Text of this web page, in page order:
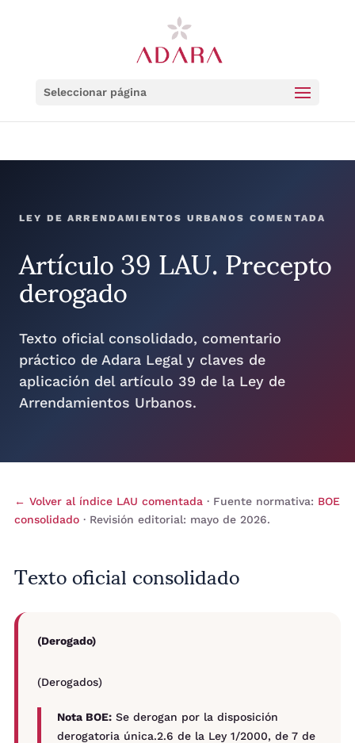
Seleccionar página
LEY DE ARRENDAMIENTOS URBANOS COMENTADA
Artículo 39 LAU. Precepto
derogado
Texto oficial consolidado, comentario
práctico de Adara Legal y claves de
aplicación del artículo 39 de la Ley de
Arrendamientos Urbanos.
← Volver al índice LAU comentada · Fuente normativa: BOE
consolidado · Revisión editorial: mayo de 2026.
Texto oficial consolidado
(Derogado)
(Derogados)
Nota BOE: Se derogan por la disposición
derogatoria única.2.6 de la Ley 1/2000, de 7 de